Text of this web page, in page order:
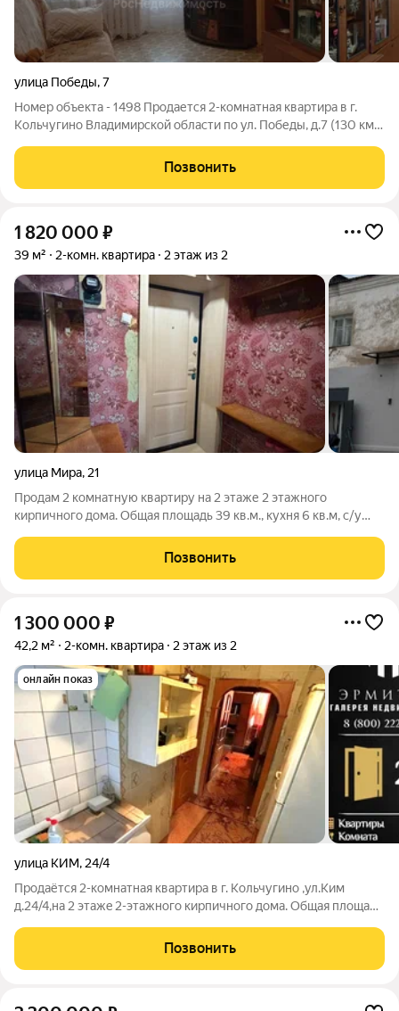
улица Победы,7
Номер объекта - 1498 Продается 2-комнатная квартира в г.
Кольчугино Владимирской области по ул. Победы, д.7 (130 км
направлениям). Квартира чистая, уютная, очень теплая,
расположена на 4 этаже 4 -
Позвонить
1 820 000 ₽
39 м² 2-комн. квартира 2 этаж из 2
улица Мира, 21
Продам 2 комнатную квартиру на 2 этаже 2 этажного
кирпичного дома. Общая площадь 39 кв.м., кухня 6 кв.м, с/у
ПВХ), кладовка. Новая железная дверь, сарай в подвале дома.
Чистый, спокойный подъезд,
Позвонить
1 300 000 ₽
42,2 м² 2-комн. квартира 2 этаж из 2
онлайн показ
улица КИМ, 24/4
Пpoдaётся 2-кoмнaтная квартира в г. Koльчугино ,ул.Ким
д.24/4,на 2 этaжe 2-этажнoгo кирпичнoго домa. Oбщaя плoщaдь
coвмещeнный. Вoдоcнaбжeние цeнтральноe Oкна ПВХ.
Подъезд чистый, спокойные
Позвонить